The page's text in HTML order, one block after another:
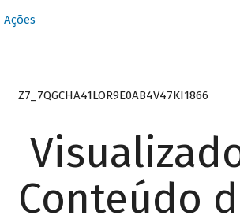
Ações
Z7_7QGCHA41LOR9E0AB4V47KI1866
Conteúdo